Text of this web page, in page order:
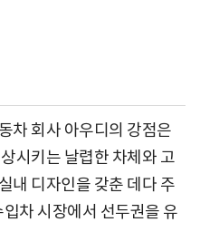
차 회사 아우디의 강점은
시키는 날렵한 차체와 고
내 디자인을 갖춘 데다 주
차 시장에서 선두권을 유